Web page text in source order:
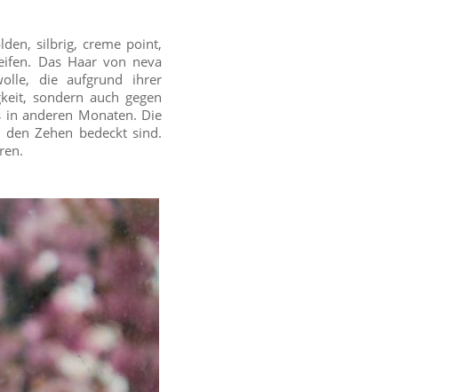
silbrig, creme point,
Das Haar von neva
die aufgrund ihrer
sondern auch gegen
in anderen Monaten. Die
Zehen bedeckt sind.